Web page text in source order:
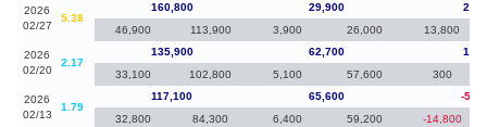
2026
02/27
5.38
160,800 29,900
46,900
113,900 3,900 26,000 13,800
2026
02/20
2.17
135,900 62,700
33,100
102,800 5,100 57,600 300
2026
02/13
1.79
117,100 65,600
-
32,800
84,300 6,400 59,200 -14,800